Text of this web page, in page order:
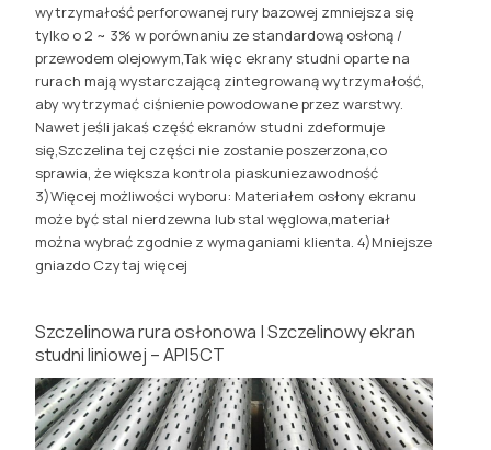
wytrzymałość perforowanej rury bazowej zmniejsza się
tylko o 2 ~ 3% w porównaniu ze standardową osłoną /
przewodem olejowym,Tak więc ekrany studni oparte na
rurach mają wystarczającą zintegrowaną wytrzymałość,
aby wytrzymać ciśnienie powodowane przez warstwy.
Nawet jeśli jakaś część ekranów studni zdeformuje
się,Szczelina tej części nie zostanie poszerzona,co
sprawia, że większa kontrola piaskuniezawodność
3)Więcej możliwości wyboru: Materiałem osłony ekranu
może być stal nierdzewna lub stal węglowa,materiał
można wybrać zgodnie z wymaganiami klienta. 4)Mniejsze
gniazdo Czytaj więcej
Szczelinowa rura osłonowa | Szczelinowy ekran
studni liniowej – API5CT